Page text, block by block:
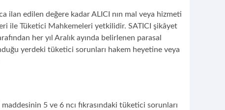
ilan edilen değere kadar ALICI nın mal veya hizmeti
ile Tüketici Mahkemeleri yetkilidir. SATICI şikâyet
her yıl Aralık ayında belirlenen parasal
yerdeki tüketici sorunları hakem heyetine veya
5 ve 6 ncı fıkrasındaki tüketici sorunları